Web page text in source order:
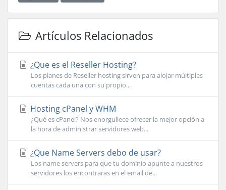
Artículos Relacionados
¿Que es el Reseller Hosting?
Los planes de Reseller hosting sirven para alojar múltiples
cuentas cada una con su propio...
Hosting cPanel y WHM
¿Qué es cPanel? Nos enorgullece ofrecer la mejor opción a
la hora de administrar servidores web...
¿Que Name Servers debo de usar?
Los name servers para que tu dominio apunte a nuestros
servidores los encontraras en el email de...